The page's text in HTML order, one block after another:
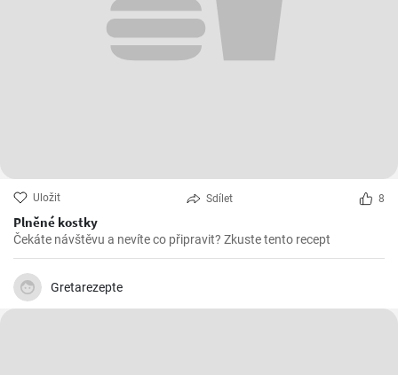
Uložit Sdílet 8
Plněné kostky
Čekáte návštěvu a nevíte co připravit? Zkuste tento recept
Gretarezepte